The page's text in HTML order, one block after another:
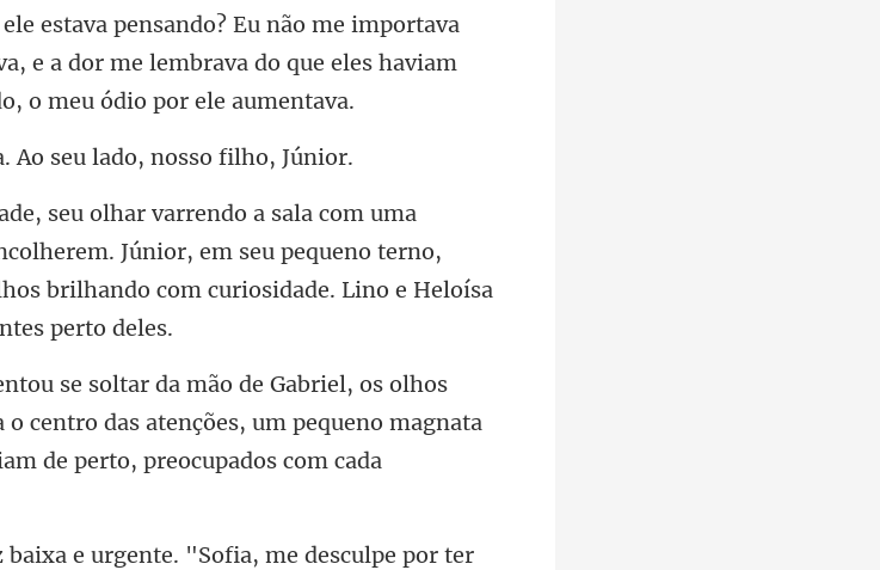
va
e a dor me lembrava do que eles h
Ao seu la
Júnior, em seu pequeno terno,
centro das atenções, um pequeno magnata
er